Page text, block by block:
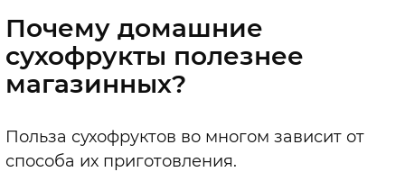
Почему домашние
сухофрукты полезнее
магазинных?
Польза сухофруктов во многом зависит от
способа их приготовления.